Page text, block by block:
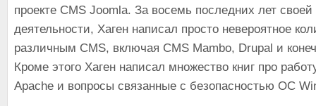
проекте CMS Joomla. За восемь последних лет своей
деятельности, Хаген написал просто невероятное
различным CMS, включая CMS Mambo, Drupal и
Кроме этого Хаген написал множество книг про
Apache и вопросы связанные с безопасностью ОС